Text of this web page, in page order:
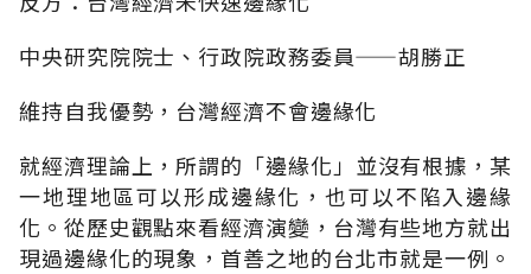
中央研究院院士、行政院政務委員——胡勝正
維持自我優勢，台灣經濟不會邊緣化
就經濟理論上，所謂的「邊緣化」並沒有根據，某
一地理地區可以形成邊緣化，也可以不陷入邊緣
化。從歷史觀點來看經濟演變，台灣有些地方就出
現過邊緣化的現象，首善之地的台北市就是一例。